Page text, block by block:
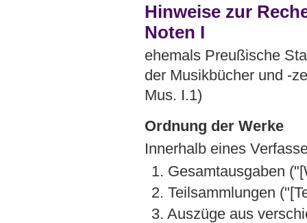
Hinweise zur
Noten I
ehemals Preußische
der Musikbücher und -
Mus. I.1)
Ordnung der Werke
Innerhalb eines
1. Gesamtausgaben
2. Teilsammlungen
3. Auszüge aus